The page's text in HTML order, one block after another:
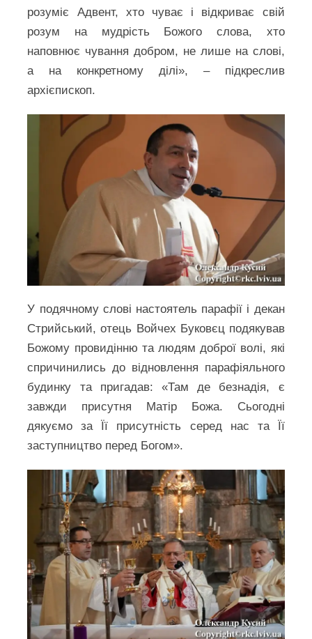
розуміє Адвент, хто чуває і відкриває свій
розум на мудрість Божого слова, хто
наповнює чування добром, не лише на слові,
а на конкретному ділі», – підкреслив
архієпископ.
У подячному слові настоятель парафії і декан
Стрийський, отець Войчех Буковєц подякував
Божому провидінню та людям доброї волі, які
спричинились до відновлення парафіяльного
будинку та пригадав: «Там де безнадія, є
завжди присутня Матір Божа. Сьогодні
дякуємо за Її присутність серед нас та Її
заступництво перед Богом».